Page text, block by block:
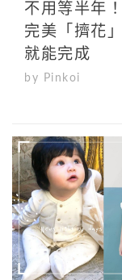
不用等半年
完美「擠花
就能完成
by Pinkoi